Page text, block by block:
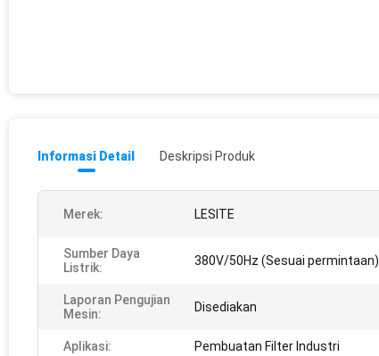
Informasi Detail Deskripsi Produk
Merek: LESITE
Sumber Daya
Listrik:
380V/50Hz (Sesuai permintaan)
Laporan Pengujian
Mesin:
Disediakan
Aplikasi: Pembuatan Filter Industri